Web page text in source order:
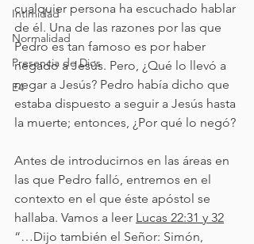
Intimidad
Normalidad
Presencia de Dios
E4
cualquier persona ha escuchado hablar
de él. Una de las razones por las que
Pedro es tan famoso es por haber
negado a Jesús. Pero, ¿Qué lo llevó a
negar a Jesús? Pedro había dicho que
estaba dispuesto a seguir a Jesús hasta
la muerte; entonces, ¿Por qué lo negó?
Antes de introducirnos en las áreas en
las que Pedro falló, entremos en el
contexto en el que éste apóstol se
hallaba. Vamos a leer Lucas 22:31 y 32
“…Dijo también el Señor: Simón,